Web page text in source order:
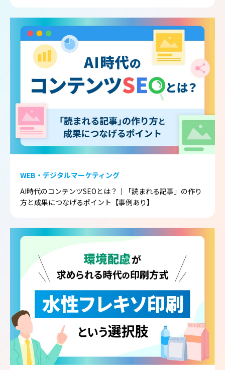
WEB・デジタルマーケティング
AI時代のコンテンツSEOとは？｜「読まれる記事」の作り
方と成果につなげるポイント【事例あり】